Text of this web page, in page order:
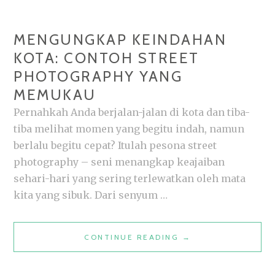
MENGUNGKAP KEINDAHAN
KOTA: CONTOH STREET
PHOTOGRAPHY YANG
MEMUKAU
Pernahkah Anda berjalan-jalan di kota dan tiba-
tiba melihat momen yang begitu indah, namun
berlalu begitu cepat? Itulah pesona street
photography – seni menangkap keajaiban
sehari-hari yang sering terlewatkan oleh mata
kita yang sibuk. Dari senyum …
CONTINUE READING
MENGUNGKAP
KEINDAHAN
→